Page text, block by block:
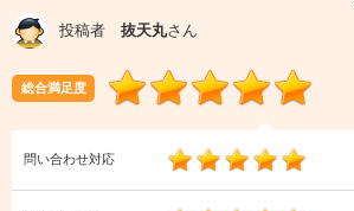
投稿者 抜天丸さん
総合満足度
問い合わせ対応